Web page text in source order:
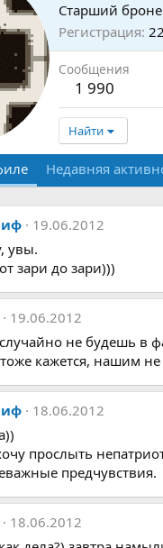
Старший
Регистрация
Сообщения
1 990
Найти
Недавняя
19.06.2012
увы.
зари до зари)))
19.06.2012
не будешь в
кажется, нашим не
18.06.2012
прослыть
предчувствия.
18.06.2012